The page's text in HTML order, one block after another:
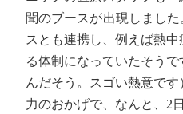
聞のブースが出現しまし
スとも連携し、例えば熱
る体制になっていたそう
んだそう。スゴい熱意で
力のおかげで、なんと、2